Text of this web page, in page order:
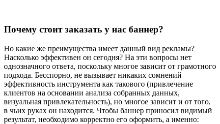
Почему стоит заказать у нас баннер?
Но какие же преимущества имеет данный вид рекламы?
Насколько эффективен он сегодня? На эти вопросы нет
однозначного ответа, поскольку многое зависит от грамотного
подхода. Бесспорно, не вызывает никаких сомнений
эффективность инструмента как такового (привлечение
клиентов на основании анализа собранных данных,
визуальная привлекательность), но многое зависит и от того,
в чьих руках он находится. Чтобы баннер приносил видимый
результат, необходимо корректно его оформить, а именно: